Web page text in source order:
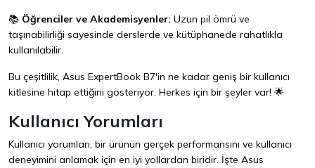
📚 Öğrenciler ve Akademisyenler: Uzun pil ömrü ve
taşınabilirliği sayesinde derslerde ve kütüphanede rahatlıkla
kullanılabilir.
Bu çeşitlilik, Asus ExpertBook B7'in ne kadar geniş bir kullanıcı
kitlesine hitap ettiğini gösteriyor. Herkes için bir şeyler var! 🌟
Kullanıcı Yorumları
Kullanıcı yorumları, bir ürünün gerçek performansını ve kullanıcı
deneyimini anlamak için en iyi yollardan biridir. İşte Asus